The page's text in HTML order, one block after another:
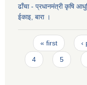
ढाँचा - प्रधानमंत्री कृषि
ईकाइ, बारा ।
Pages
« first ‹
4 5